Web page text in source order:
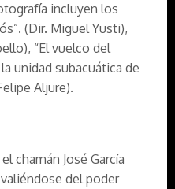
incluyen los
(Dir. Miguel Yusti),
“El vuelco del
unidad subacuática de
Aljure).
chamán José García
del poder